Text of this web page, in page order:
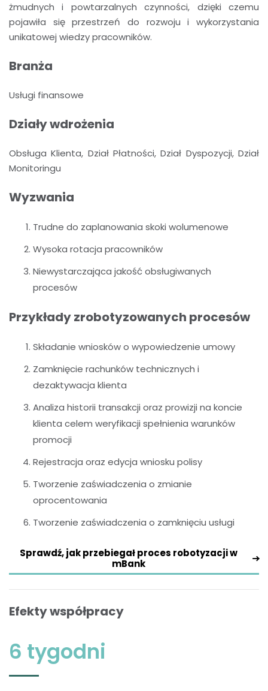
żmudnych i powtarzalnych czynności, dzięki czemu
pojawiła się przestrzeń do rozwoju i wykorzystania
unikatowej wiedzy pracowników.
Branża
Usługi finansowe
Działy wdrożenia
Obsługa Klienta, Dział Płatności, Dział Dyspozycji, Dział
Monitoringu
Wyzwania
Trudne do zaplanowania skoki wolumenowe
Wysoka rotacja pracowników
Niewystarczająca jakość obsługiwanych
procesów
Przykłady zrobotyzowanych procesów
Składanie wniosków o wypowiedzenie umowy
Zamknięcie rachunków technicznych i
dezaktywacja klienta
Analiza historii transakcji oraz prowizji na koncie
klienta celem weryfikacji spełnienia warunków
promocji
Rejestracja oraz edycja wniosku polisy
Tworzenie zaświadczenia o zmianie
oprocentowania
Tworzenie zaświadczenia o zamknięciu usługi
Sprawdź, jak przebiegał proces robotyzacji w
mBank
Efekty współpracy
6 tygodni